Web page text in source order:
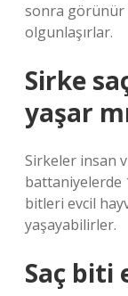
sonra görünür
olgunlaşırlar.
Sirke
yaşar
Sirkeler insan
battaniyelerde
bitleri evcil
yaşayabilirler.
Saç biti